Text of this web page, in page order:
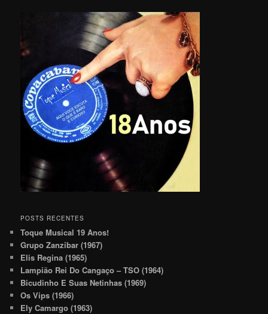
POSTS RECENTES
Toque Musical 19 Anos!
Grupo Zanzibar (1967)
Elis Regina (1965)
Lampião Rei Do Cangaço – TSO (1964)
Bicudinho E Suas Netinhas (1969)
Os Vips (1966)
Ely Camargo (1963)